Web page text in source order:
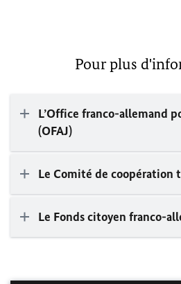
Pour plus
L’Office franco-allemand
(OFAJ)
Le Comité de coopération
Le Fonds citoyen franco-